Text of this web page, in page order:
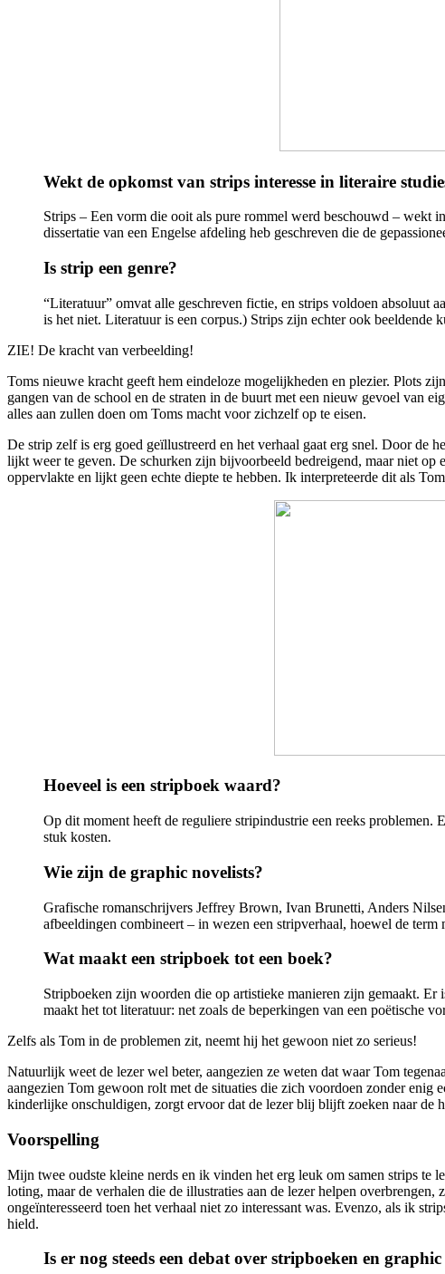
Wekt de opkomst van strips interesse in literaire
Strips – Een vorm die ooit als pure rommel werd beschouwd – wekt
dissertatie van een Engelse afdeling heb geschreven die de
Is strip een genre?
“Literatuur” omvat alle geschreven fictie, en strips voldoen absoluut
is het niet. Literatuur is een corpus.) Strips zijn echter ook beeldende
ZIE! De kracht van verbeelding!
Toms nieuwe kracht geeft hem eindeloze mogelijkheden en plezier. Plots
gangen van de school en de straten in de buurt met een nieuw gevoel van
alles aan zullen doen om Toms macht voor zichzelf op te eisen.
De strip zelf is erg goed geïllustreerd en het verhaal gaat erg snel. Door de
lijkt weer te geven. De schurken zijn bijvoorbeeld bedreigend, maar niet op
oppervlakte en lijkt geen echte diepte te hebben. Ik interpreteerde dit als
Hoeveel is een stripboek waard?
Op dit moment heeft de reguliere stripindustrie een reeks
stuk kosten.
Wie zijn de graphic novelists?
Grafische romanschrijvers Jeffrey Brown, Ivan Brunetti, Anders
afbeeldingen combineert – in wezen een stripverhaal, hoewel de
Wat maakt een stripboek tot een boek?
Stripboeken zijn woorden die op artistieke manieren zijn gemaakt.
maakt het tot literatuur: net zoals de beperkingen van een poëtische
Zelfs als Tom in de problemen zit, neemt hij het gewoon niet zo serieus!
Natuurlijk weet de lezer wel beter, aangezien ze weten dat waar Tom
aangezien Tom gewoon rolt met de situaties die zich voordoen zonder
kinderlijke onschuldigen, zorgt ervoor dat de lezer blij blijft zoeken naar de
Voorspelling
Mijn twee oudste kleine nerds en ik vinden het erg leuk om samen strips te
loting, maar de verhalen die de illustraties aan de lezer helpen
ongeïnteresseerd toen het verhaal niet zo interessant was. Evenzo, als ik
hield.
Is er nog steeds een debat over stripboeken en graphic